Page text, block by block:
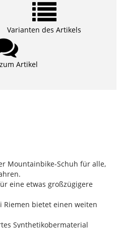
Varianten des Artikels
Artikel
Mountainbike-Schuh für alle,
eine etwas großzügigere
Riemen bietet einen weiten
Synthetikobermaterial